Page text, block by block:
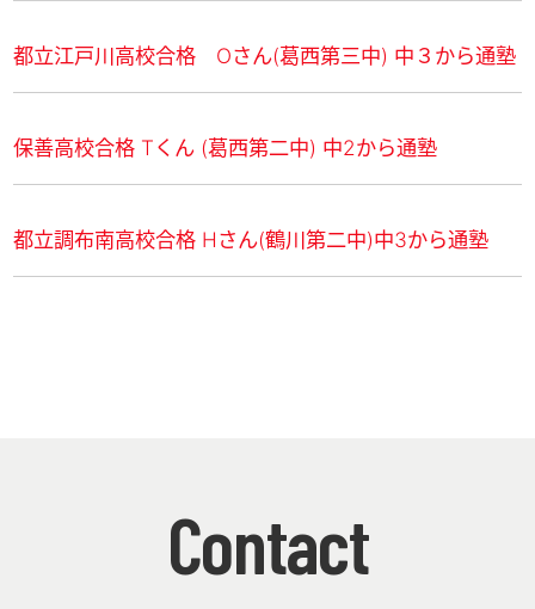
都立江戸川高校合格 Oさん(葛西第三中) 中３から通塾
保善高校合格 Tくん (葛⻄第二中) 中2から通塾
都立調布南高校合格 Hさん(鶴川第二中)中3から通塾
Contact